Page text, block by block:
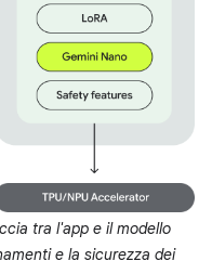
tra l'app e il modello
e la sicurezza dei